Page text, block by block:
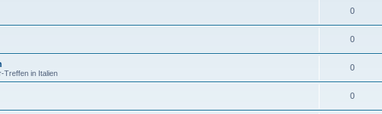
0
0
Treffen in Italien
0
0